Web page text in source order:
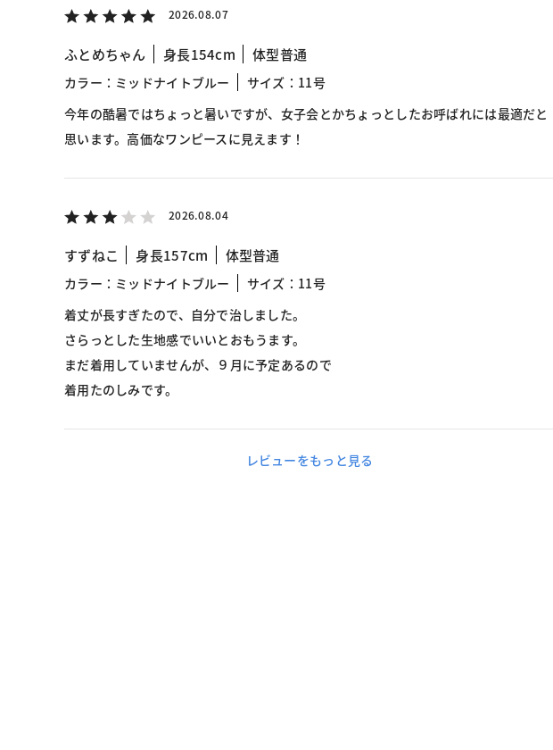
2026.08.07
ふとめちゃん 身長154cm 体型普通
カラー：ミッドナイトブルー
サイズ：11号
今年の酷暑ではちょっと暑いですが、女子会とかちょっとしたお呼ばれには最適だと
思います。高価なワンピースに見えます！
2026.08.04
すずねこ 身長157cm 体型普通
カラー：ミッドナイトブルー
サイズ：11号
着丈が長すぎたので、自分で治しました。
さらっとした生地感でいいとおもうます。
まだ着用していませんが、９月に予定あるので
着用たのしみです。
レビューをもっと見る